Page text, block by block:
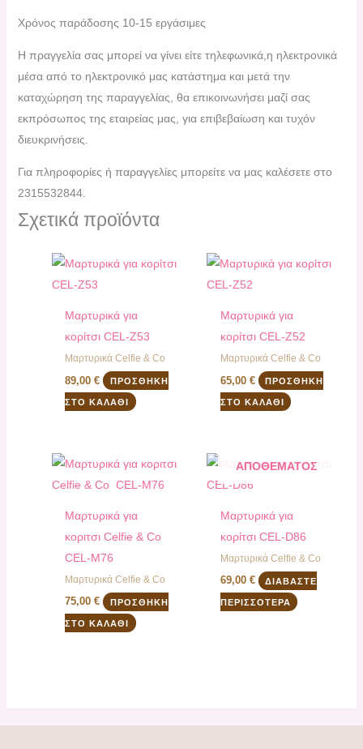
Χρόνος παράδοσης 10-15 εργάσιμες
H πραγγελία σας μπορεί να γίνει είτε τηλεφωνικά,η ηλεκτρονικά
μέσα από το ηλεκτρονικό μας κατάστημα και μετά την
καταχώρηση της παραγγελίας, θα επικοινωνήσει μαζί σας
εκπρόσωπος της εταιρείας μας, για επιβεβαίωση και τυχόν
διευκρινήσεις.
Για πληροφορίες ή παραγγελίες μπορείτε να μας καλέσετε στο
2315532844.
Σχετικά προϊόντα
Μαρτυρικά για
κορίτσι CEL-Z53
Μαρτυρικά Celfie & Co
89,00€ ΠΡΟΣΘΉΚΗ
ΣΤΟ ΚΑΛΆΘΙ
Μαρτυρικά για
κορίτσι CEL-Ζ52
Μαρτυρικά Celfie & Co
65,00 € ΠΡΟΣΘΉΚΗ
ΣΤΟ ΚΑΛΆΘΙ
Μαρτυρικά για
κοριτσι Celfie & Co
CEL-Μ76
Μαρτυρικά Celfie & Co
75,00€ ΠΡΟΣΘΉΚΗ
ΣΤΟ ΚΑΛΆΘΙ
ΑΠΟΘΈΜΑΤΟΣ
Μαρτυρικά για
κορίτσι CEL-D86
Μαρτυρικά Celfie & Co
69,00 € ΔΙΑΒΆΣΤΕ
ΠΕΡΙΣΣΌΤΕΡΑ